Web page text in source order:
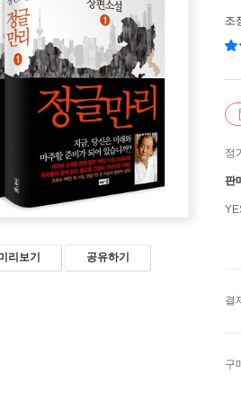
리보기 공유하기
조
정
판
결
구